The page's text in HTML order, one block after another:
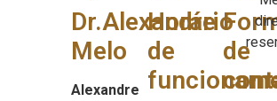
Dr.Alexandre
Melo
Alexandre
Horário
de
de